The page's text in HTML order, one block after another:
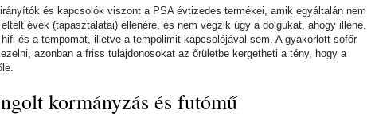
és kapcsolók viszont a PSA évtizedes termékei, amik egyáltalán nem
évek (tapasztalatai) ellenére, és nem végzik úgy a dolgukat, ahogy illene.
és a tempomat, illetve a tempolimit kapcsolójával sem. A gyakorlott sofőr
azonban a friss tulajdonosokat az őrületbe kergetheti a tény, hogy a
kormányzás és futómű